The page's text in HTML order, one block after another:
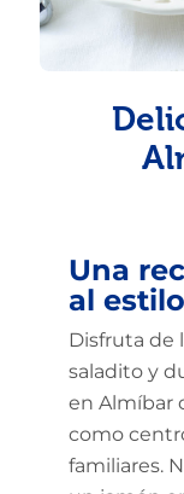
Una
al
Disfruta de
saladito y
en Almíbar
como
familiares.